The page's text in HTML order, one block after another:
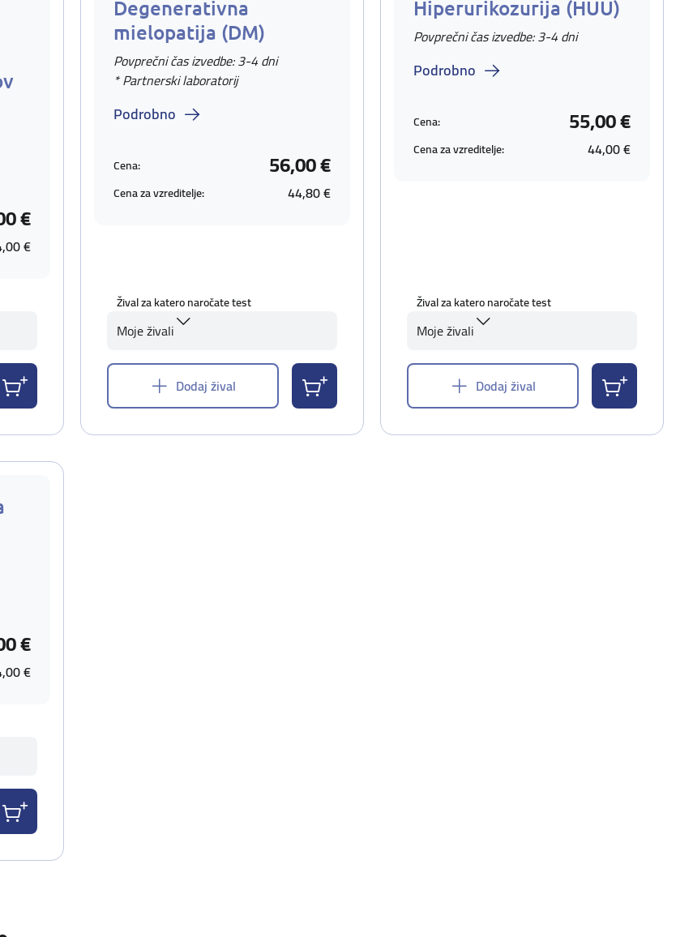
€
€
Degenerativna
mielopatija (DM)
Povprečni čas izvedbe: 3-4 dni
* Partnerski laboratorij
Podrobno
Cena: 56,00 €
Cena za vzreditelje: 44,80 €
Žival za katero naročate test
Moje živali
Dodaj žival
Hiperurikozurija (HUU)
Povprečni čas izvedbe: 3-4 dni
Podrobno
Cena: 55,00 €
Cena za vzreditelje: 44,00 €
Žival za katero naročate test
Moje živali
Dodaj žival
€
€